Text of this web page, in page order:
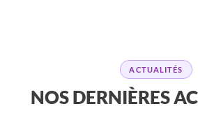
ACTUALITÉS
NOS DERNIÈRES